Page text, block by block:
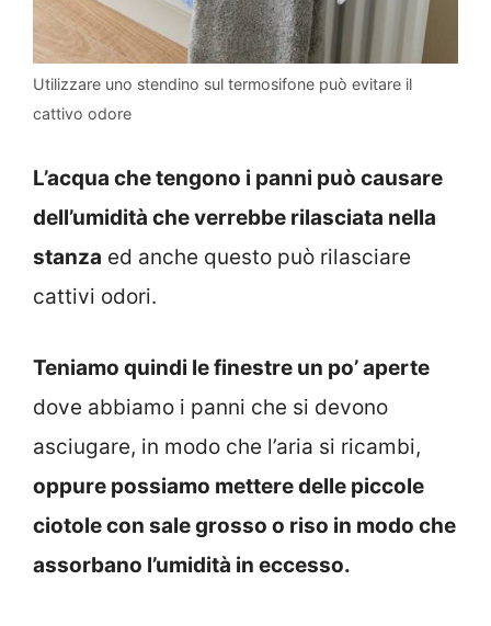
Utilizzare uno stendino sul termosifone può evitare il
cattivo odore
L’acqua che tengono i panni può causare
dell’umidità che verrebbe rilasciata nella
stanza ed anche questo può rilasciare
cattivi odori.
Teniamo quindi le finestre un po’ aperte
dove abbiamo i panni che si devono
asciugare, in modo che l’aria si ricambi,
oppure possiamo mettere delle piccole
ciotole con sale grosso o riso in modo che
assorbano l’umidità in eccesso.